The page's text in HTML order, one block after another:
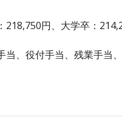
円、大学卒：
役付手当、残業手当